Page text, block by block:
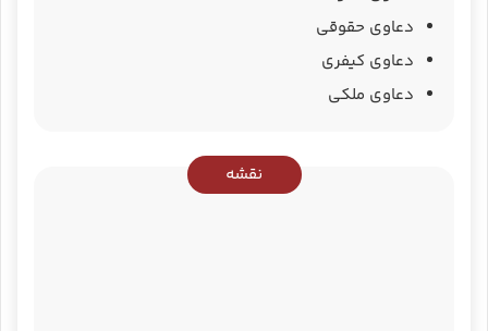
دعاوی حقوقی
دعاوی کیفری
دعاوی ملکی
نقشه